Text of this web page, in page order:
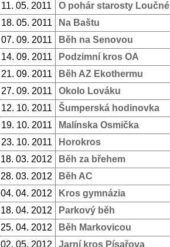
11. 05. 2011
O pohár starosty Loučné
18. 05. 2011
Na Baštu
07. 09. 2011
Běh na Senovou
14. 09. 2011
Podzimní kros OA
21. 09. 2011
Běh AZ Ekothermu
27. 09. 2011
Okolo Lováku
12. 10. 2011
Šumperská hodinovka
19. 10. 2011
Malínska Osmička
23. 10. 2011
Horokros
18. 03. 2012
Běh za břehem
28. 03. 2012
Běh AC
04. 04. 2012
Kros gymnázia
18. 04. 2012
Parkový běh
25. 04. 2012
Běh Markovicou
02. 05. 2012
Jarní kros Písařova